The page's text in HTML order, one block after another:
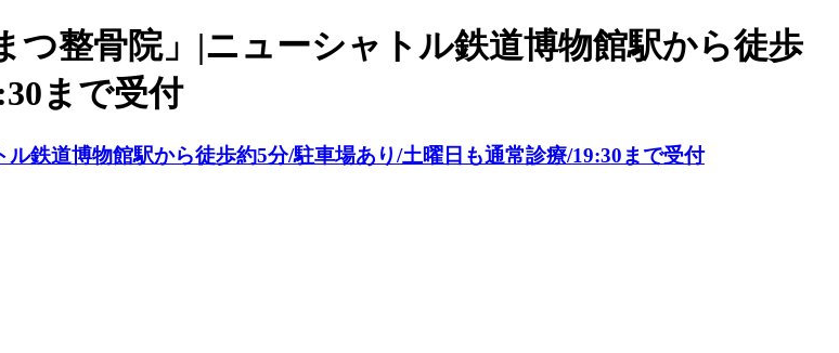
つ整骨院」|ニューシャトル鉄道博物館駅から徒歩
まで受付